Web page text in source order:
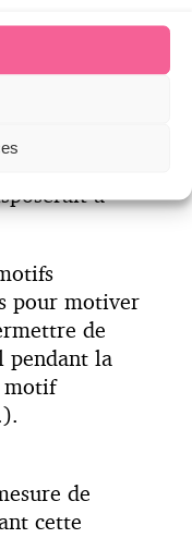
par
au salarié
protection
à
pour motiver
de
pendant la
motif
de
cette